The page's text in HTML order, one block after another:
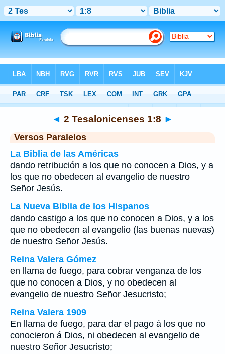
>2 Tesalonicenses >Capítulo 1 > Verso 8
◄ 2 Tesalonicenses 1:8 ►
Versos Paralelos
La Biblia de las Américas
dando retribución a los que no conocen a Dios, y a
los que no obedecen al evangelio de nuestro
Señor Jesús.
La Nueva Biblia de los Hispanos
dando castigo a los que no conocen a Dios, y a los
que no obedecen al evangelio (las buenas nuevas)
de nuestro Señor Jesús.
Reina Valera Gómez
en llama de fuego, para cobrar venganza de los
que no conocen a Dios, y no obedecen al
evangelio de nuestro Señor Jesucristo;
Reina Valera 1909
En llama de fuego, para dar el pago á los que no
conocieron á Dios, ni obedecen al evangelio de
nuestro Señor Jesucristo;